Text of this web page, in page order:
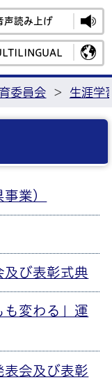
那珂市教
声読み上げ
委員会 > 生涯学
業）
及び表彰式典
も変わる」運
表会及び表彰